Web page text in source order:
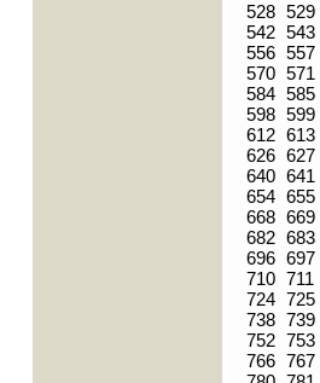
528 529
542 543
556 557
570 571
584 585
598 599
612 613
626 627
640 641
654 655
668 669
682 683
696 697
710 711
724 725
738 739
752 753
766 767